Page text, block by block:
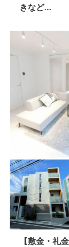
きなど...
【敷金・礼